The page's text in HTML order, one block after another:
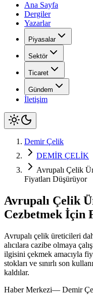
Ana Sayfa
Dergiler
Yazarlar
Piyasalar
Sektör
Ticaret
Gündem
İletişim
Demir Çelik
DEMİR ÇELİK
Avrupalı Çelik
Fiyatları Düşürüyor
Avrupalı Çelik
Cezbetmek İçin
Avrupalı çelik üreticileri
alıcılara cazibe olmaya
ilgisini çekmek amacıyla
stokları ve sınırlı son
kaldılar.
Haber Merkezi— Demir